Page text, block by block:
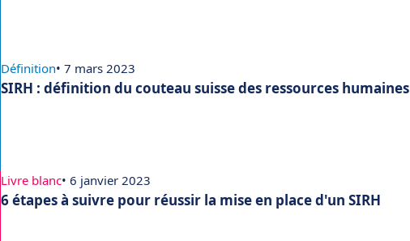
Définition• 7 mars 2023
SIRH : définition du couteau suisse des ressources humaines
Livre blanc• 6 janvier 2023
6 étapes à suivre pour réussir la mise en place d'un SIRH